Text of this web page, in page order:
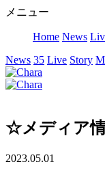
メニュー
Home News
News 35 Live Story
☆メディア
2023.05.01